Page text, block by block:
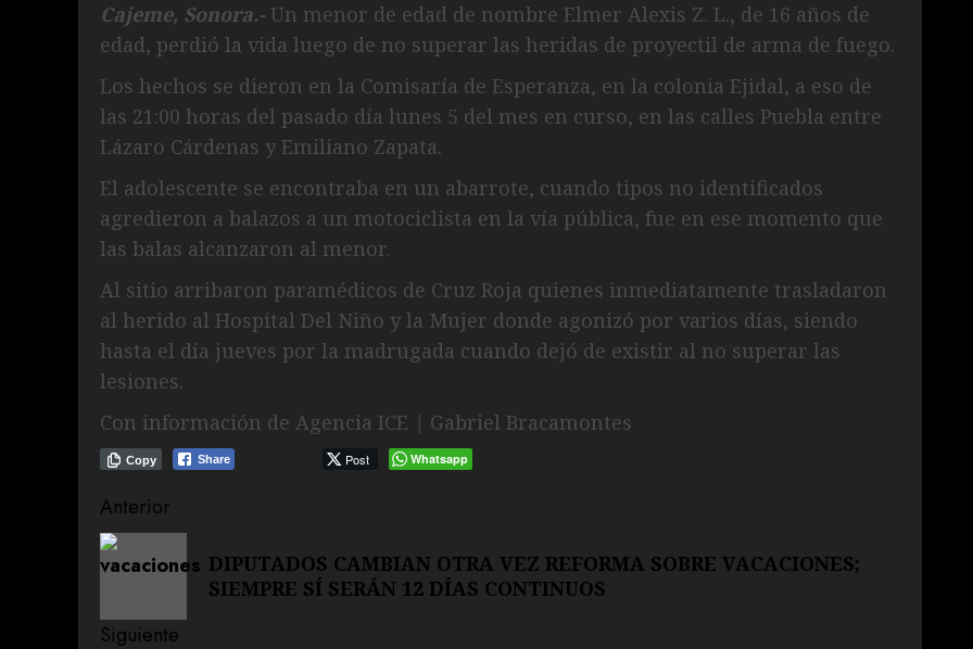
Cajeme, Sonora.- Un menor de edad de nombre Elmer Alexis Z. L., de 16 años de
edad, perdió la vida luego de no superar las heridas de proyectil de arma de fuego.
Los hechos se dieron en la Comisaría de Esperanza, en la colonia Ejidal, a eso de
las 21:00 horas del pasado día lunes 5 del mes en curso, en las calles Puebla entre
Lázaro Cárdenas y Emiliano Zapata.
El adolescente se encontraba en un abarrote, cuando tipos no identificados
agredieron a balazos a un motociclista en la vía pública, fue en ese momento que
las balas alcanzaron al menor.
Al sitio arribaron paramédicos de Cruz Roja quienes inmediatamente trasladaron
al herido al Hospital Del Niño y la Mujer donde agonizó por varios días, siendo
hasta el día jueves por la madrugada cuando dejó de existir al no superar las
lesiones.
Con información de Agencia ICE | Gabriel Bracamontes
Share Post Whatsapp
Copy
Navegación
de
entradas
Anterior
Entrada
anterior:
DIPUTADOS CAMBIAN OTRA VEZ REFORMA SOBRE VACACIONES;
SIEMPRE SÍ SERÁN 12 DÍAS CONTINUOS
Siguiente